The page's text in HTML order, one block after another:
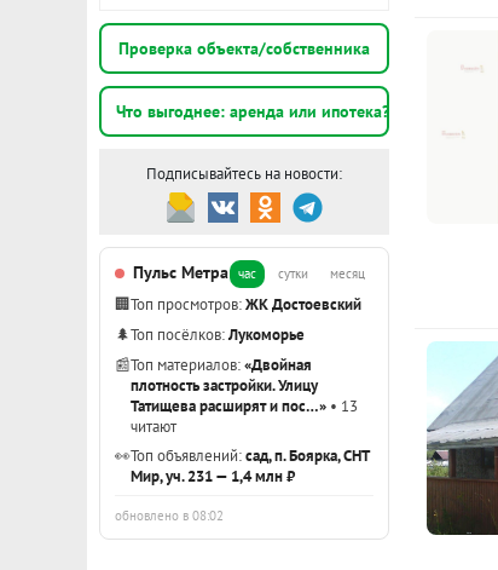
Проверка объекта/собственника
Что выгоднее: аренда или ипотека?
Подписывайтесь на новости:
Пульс Метра час сутки месяц
🏢Топ просмотров:ЖК Достоевский
🌲Топ посёлков:Лукоморье
📰Топ материалов:«Двойная
плотность застройки. Улицу
Татищева расширят и пос…» • 13
читают
👀Топ объявлений:сад, п. Боярка, СНТ
Мир, уч. 231 — 1,4 млн ₽
обновлено в 08:02